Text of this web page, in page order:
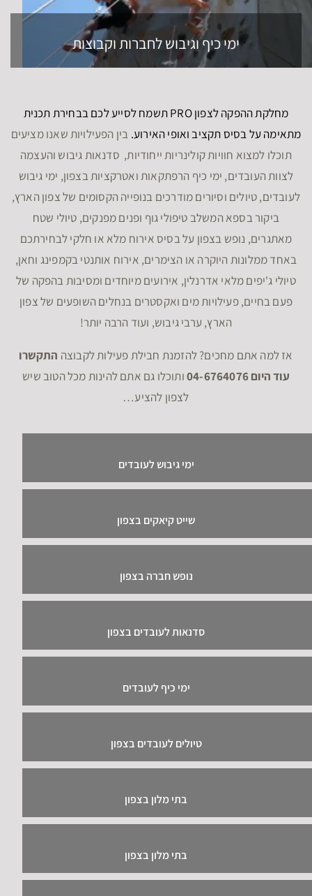
ימי כיף וגיבוש לחברות וקבוצות
מחלקת ההפקה לצפון PRO תשמח לסייע לכם בבחירת תכנית
מתאימה על בסיס תקציב ואופי האירוע. בין הפעילויות שאנו מציעים
תוכלו למצוא חוויות קולינריות ייחודיות, סדנאות גיבוש והעצמה
לצוות העובדים, ימי כיף הרפתקאות ואטרקציות בצפון, ימי גיבוש
לעובדים, טיולים וסיורים מודרכים בנופייה הקסומים של צפון הארץ,
ביקור בספא המשלב טיפולי גוף ופנים מפנקים, טיולי שטח
מאתגרים, נופש בצפון על בסיס אירוח מלא או חלקי לבחירתכם
באחד ממלונות היוקרה או הצימרים, אירוח אותנטי בקמפינג וחאן,
טיולי ג'יפים מלאי אדרנלין, אירועים מיוחדים ומסיבות בהפקה של
פעם בחיים, פעילויות מים ואקסטרים בנחלים השופעים של צפון
הארץ, ערבי גיבוש, ועוד הרבה יותר!
אז למה אתם מחכים? להזמנת חבילת פעילות לקבוצה התקשרו
עוד היום 04-6764076
ותוכלו גם אתם להינות מכל הטוב שיש
לצפון להציע…
ימי גיבוש לעובדים
שייט קיאקים בצפון
נופש חברה בצפון
סדנאות לעובדים בצפון
ימי כיף לעובדים
טיולים לעובדים בצפון
בתי מלון בצפון
בתי מלון בצפון